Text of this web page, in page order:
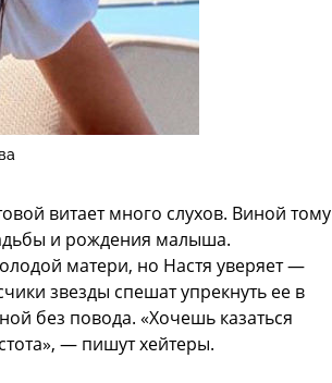
витает много слухов. Виной тому
и рождения малыша.
матери, но Настя уверяет —
звезды спешат упрекнуть ее в
без повода. «Хочешь казаться
— пишут хейтеры.